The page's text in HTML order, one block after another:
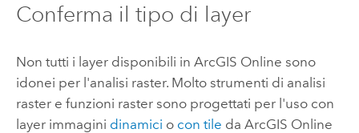
Conferma il tipo di layer
Non tutti i layer disponibili in ArcGIS Online sono
idonei per l'analisi raster. Molto strumenti di analisi
raster e funzioni raster sono progettati per l'uso con
layer immagini dinamici o con tile da ArcGIS Online